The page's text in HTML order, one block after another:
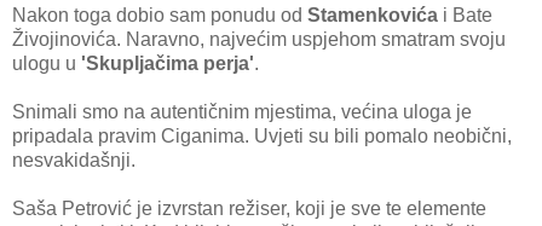
Nakon toga dobio sam ponudu od Stamenkovića i Bate
Živojinovića. Naravno, najvećim uspjehom smatram svoju
ulogu u 'Skupljačima perja'.
Snimali smo na autentičnim mjestima, većina uloga je
pripadala pravim Ciganima. Uvjeti su bili pomalo neobični,
nesvakidašnji.
Saša Petrović je izvrstan režiser, koji je sve te elemente